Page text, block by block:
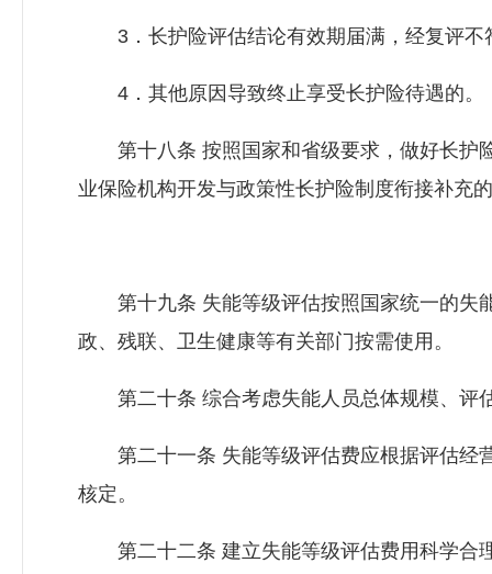
3．长护险评估结论有效期届满，经复评不
4．其他原因导致终止享受长护险待遇的。
第十八条 按照国家和省级要求，做好长护
业保险机构开发与政策性长护险制度衔接补充
第十九条 失能等级评估按照国家统一的失
政、残联、卫生健康等有关部门按需使用。
第二十条 综合考虑失能人员总体规模、评
第二十一条 失能等级评估费应根据评估经
核定。
第二十二条 建立失能等级评估费用科学合